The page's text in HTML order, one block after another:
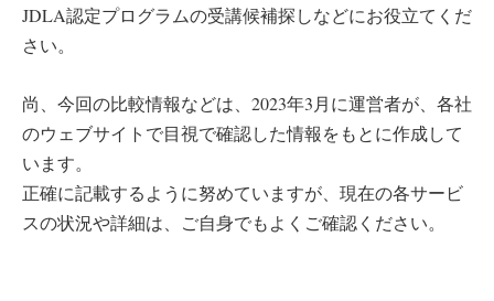
JDLA認定プログラムの受講候補探しなどにお役立てくだ
さい。
尚、今回の比較情報などは、2023年3月に運営者が、各社
のウェブサイトで目視で確認した情報をもとに作成して
います。
正確に記載するように努めていますが、現在の各サービ
スの状況や詳細は、ご自身でもよくご確認ください。